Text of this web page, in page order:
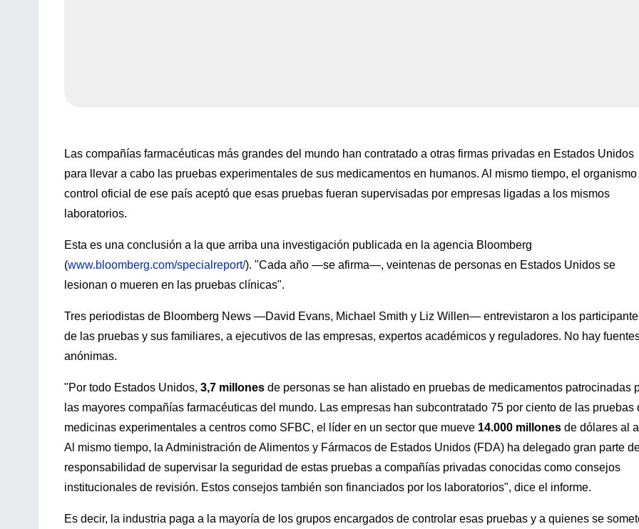
Las compañías farmacéuticas más grandes del mundo han contratado a otras firmas privadas en Estados Unidos
para llevar a cabo las pruebas experimentales de sus medicamentos en humanos. Al mismo tiempo, el organismo
control oficial de ese país aceptó que esas pruebas fueran supervisadas por empresas ligadas a los mismos
laboratorios.
Esta es una conclusión a la que arriba una investigación publicada en la agencia Bloomberg
(www.bloomberg.com/specialreport/). "Cada año —se afirma—, veintenas de personas en Estados Unidos se
lesionan o mueren en las pruebas clínicas".
Tres periodistas de Bloomberg News —David Evans, Michael Smith y Liz Willen— entrevistaron a los
de las pruebas y sus familiares, a ejecutivos de las empresas, expertos académicos y reguladores. No hay
anónimas.
"Por todo Estados Unidos, 3,7 millones de personas se han alistado en pruebas de medicamentos patrocinadas
las mayores compañías farmacéuticas del mundo. Las empresas han subcontratado 75 por ciento de las pruebas
medicinas experimentales a centros como SFBC, el líder en un sector que mueve 14.000 millones de dólares al
Al mismo tiempo, la Administración de Alimentos y Fármacos de Estados Unidos (FDA) ha delegado gran parte
responsabilidad de supervisar la seguridad de estas pruebas a compañías privadas conocidas como consejos
institucionales de revisión. Estos consejos también son financiados por los laboratorios", dice el informe.
Es decir, la industria paga a la mayoría de los grupos encargados de controlar esas pruebas y a quienes se